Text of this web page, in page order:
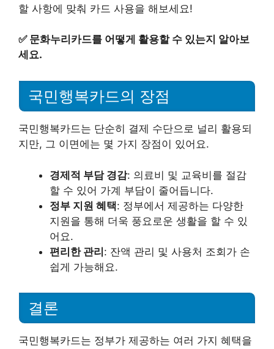
할 사항에 맞춰 카드 사용을 해보세요!
✅ 문화누리카드를 어떻게 활용할 수 있는지 알아보
세요.
국민행복카드의 장점
국민행복카드는 단순히 결제 수단으로 널리 활용되
지만, 그 이면에는 몇 가지 장점이 있어요.
경제적 부담 경감: 의료비 및 교육비를 절감
할 수 있어 가계 부담이 줄어듭니다.
정부 지원 혜택: 정부에서 제공하는 다양한
지원을 통해 더욱 풍요로운 생활을 할 수 있
어요.
편리한 관리: 잔액 관리 및 사용처 조회가 손
쉽게 가능해요.
결론
국민행복카드는 정부가 제공하는 여러 가지 혜택을